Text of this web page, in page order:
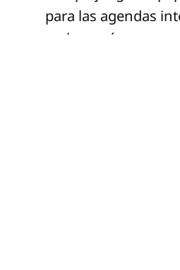
para las agendas
ambos países.